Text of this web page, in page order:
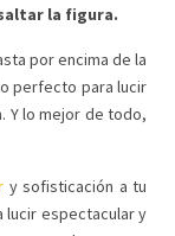
la figura.
por encima de la
perfecto para lucir
Y lo mejor de todo,
y sofisticación a tu
lucir espectacular y